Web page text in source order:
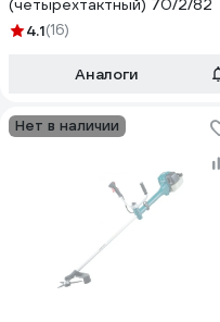
(четырёхтактный) 70/2/82
4.1(16)
Аналоги
Нет в наличии